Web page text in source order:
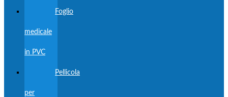
Foglio
medicale
in PVC
Pellicola
per